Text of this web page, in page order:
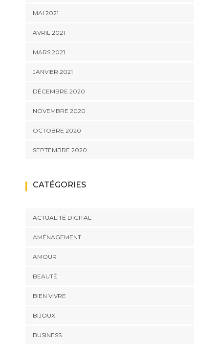
MAI 2021
AVRIL 2021
MARS 2021
JANVIER 2021
DÉCEMBRE 2020
NOVEMBRE 2020
OCTOBRE 2020
SEPTEMBRE 2020
CATÉGORIES
ACTUALITÉ DIGITAL
AMÉNAGEMENT
AMOUR
BEAUTÉ
BIEN VIVRE
BIJOUX
BUSINESS